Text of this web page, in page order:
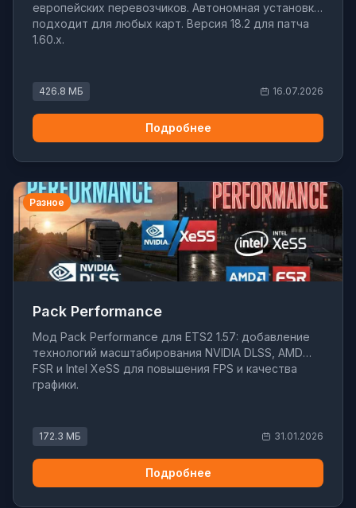
европейских перевозчиков. Автономная установка,
подходит для любых карт. Версия 18.2 для патча
1.60.x.
426.8 МБ 16.07.2026
Подробнее
Разное
Pack Performance
Мод Pack Performance для ETS2 1.57: добавление
технологий масштабирования NVIDIA DLSS, AMD
FSR и Intel XeSS для повышения FPS и качества
графики.
172.3 МБ 31.01.2026
Подробнее